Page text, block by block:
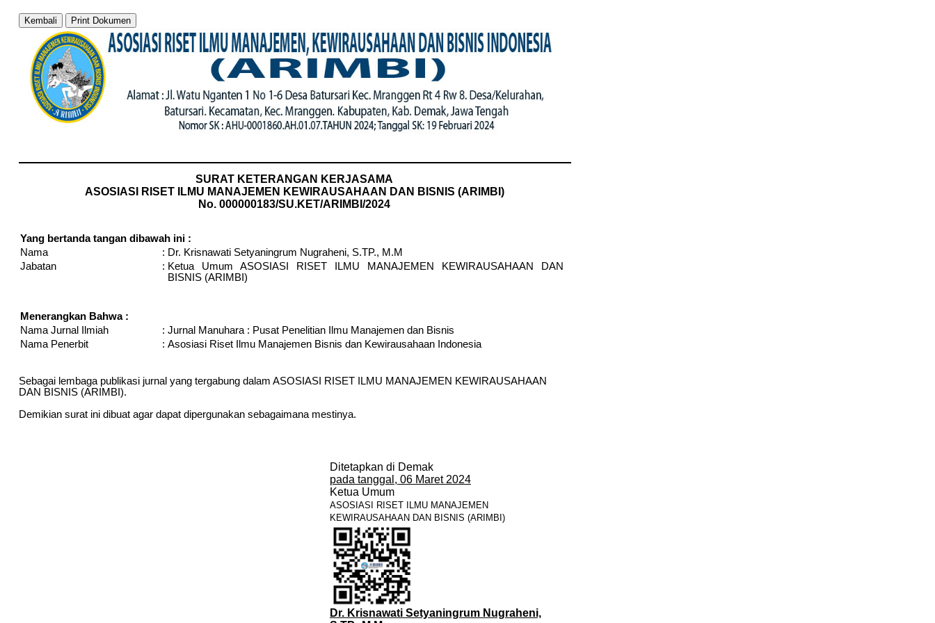
Kembali Print Dokumen
SURAT KETERANGAN KERJASAMA
ASOSIASI RISET ILMU MANAJEMEN KEWIRAUSAHAAN DAN BISNIS (ARIMBI)
No. 000000183/SU.KET/ARIMBI/2024
Yang bertanda tangan dibawah ini :
Nama
: Dr. Krisnawati Setyaningrum Nugraheni, S.TP., M.M
Jabatan
: Ketua Umum ASOSIASI RISET ILMU MANAJEMEN KEWIRAUSAHAAN DAN
BISNIS (ARIMBI)
Menerangkan Bahwa :
Nama Jurnal Ilmiah
: Jurnal Manuhara : Pusat Penelitian Ilmu Manajemen dan Bisnis
Nama Penerbit
: Asosiasi Riset Ilmu Manajemen Bisnis dan Kewirausahaan Indonesia
Sebagai lembaga publikasi jurnal yang tergabung dalam ASOSIASI RISET ILMU MANAJEMEN KEWIRAUSAHAAN
DAN BISNIS (ARIMBI).
Demikian surat ini dibuat agar dapat dipergunakan sebagaimana mestinya.
Ditetapkan di Demak
pada tanggal, 06 Maret 2024
Ketua Umum
ASOSIASI RISET ILMU MANAJEMEN
KEWIRAUSAHAAN DAN BISNIS (ARIMBI)
Dr. Krisnawati Setyaningrum Nugraheni,